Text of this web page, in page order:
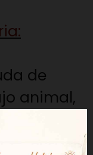
de
animal,
y